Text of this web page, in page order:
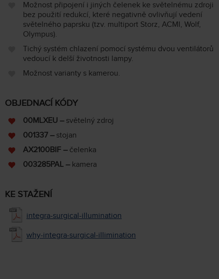
Možnost připojení i jiných čelenek ke světelnému zdroji
bez použití redukcí, které negativně ovlivňují vedení
světelného paprsku (tzv. multiport Storz, ACMI, Wolf,
Olympus).
Tichý systém chlazení pomocí systému dvou ventilátorů
vedoucí k delší životnosti lampy.
Možnost varianty s kamerou.
OBJEDNACÍ KÓDY
00MLXEU – světelný zdroj
001337 – stojan
AX2100BIF – čelenka
003285PAL – kamera
KE STAŽENÍ
integra-surgical-illumination
why-integra-surgical-illimination